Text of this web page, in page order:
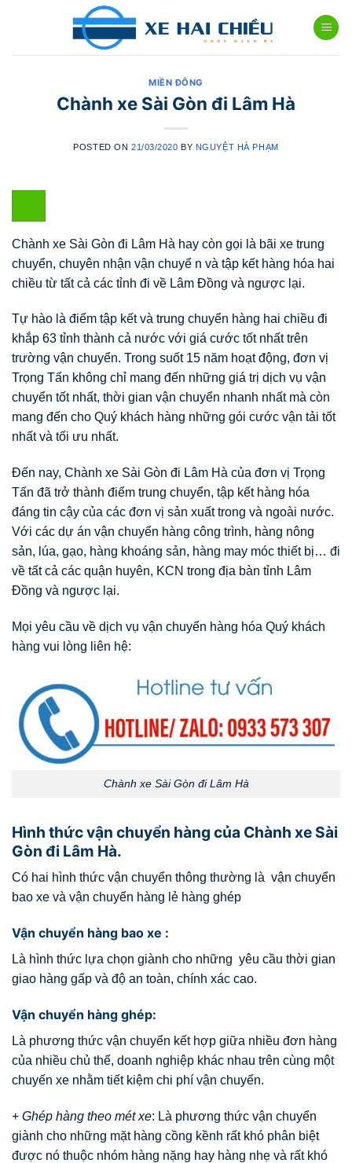
MIỀN ĐÔNG
Chành xe Sài Gòn đi Lâm Hà
POSTED ON 21/03/2020 BY NGUYỆT HÀ PHẠM
Chành xe Sài Gòn đi Lâm Hà hay còn gọi là bãi xe trung
chuyển, chuyên nhận vận chuyể n và tập kết hàng hóa hai
chiều từ tất cả các tỉnh đi về Lâm Đồng và ngược lại.
Tự hào là điểm tập kết và trung chuyển hàng hai chiều đi
khắp 63 tỉnh thành cả nước với giá cước tốt nhất trên
trường vận chuyển. Trong suốt 15 năm hoạt động, đơn vị
Trọng Tấn không chỉ mang đến những giá trị dịch vụ vận
chuyển tốt nhất, thời gian vận chuyển nhanh nhất mà còn
mang đến cho Quý khách hàng những gói cước vận tải tốt
nhất và tối ưu nhất.
Đến nay, Chành xe Sài Gòn đi Lâm Hà của đơn vị Trọng
Tấn đã trở thành điểm trung chuyển, tập kết hàng hóa
đáng tin cậy của các đơn vị sản xuất trong và ngoài nước.
Với các dự án vận chuyển hàng công trình, hàng nông
sản, lúa, gạo, hàng khoáng sản, hàng may móc thiết bị… đi
về tất cả các quận huyên, KCN trong địa bàn tỉnh Lâm
Đồng và ngược lại.
Mọi yêu cầu về dịch vụ vận chuyển hàng hóa Quý khách
hàng vui lòng liên hệ:
Chành xe Sài Gòn đi Lâm Hà
Hình thức vận chuyển hàng của Chành xe Sài
Gòn đi Lâm Hà.
Có hai hình thức vận chuyển thông thường là vận chuyển
bao xe và vận chuyển hàng lẻ hàng ghép
Vận chuyển hàng bao xe :
Là hình thức lựa chọn giành cho những yêu cầu thời gian
giao hàng gấp và độ an toàn, chính xác cao.
Vận chuyển hàng ghép:
Là phương thức vận chuyển kết hợp giữa nhiều đơn hàng
của nhiều chủ thể, doanh nghiệp khác nhau trên cùng một
chuyến xe nhằm tiết kiệm chi phí vận chuyển.
+ Ghép hàng theo mét xe: Là phương thức vận chuyển
giành cho những mặt hàng cồng kềnh rất khó phân biệt
được nó thuộc nhóm hàng nặng hay hàng nhẹ và rất khó